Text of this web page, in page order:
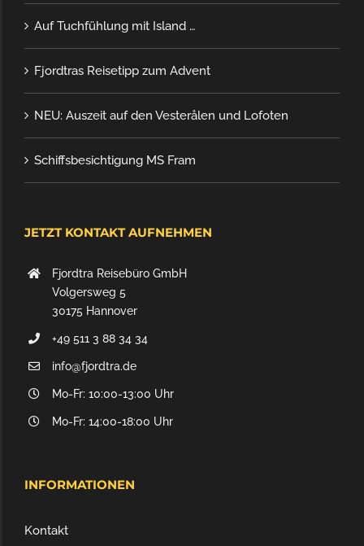
Auf Tuchfühlung mit Island …
Fjordtras Reisetipp zum Advent
NEU: Auszeit auf den Vesterålen und Lofoten
Schiffsbesichtigung MS Fram
JETZT KONTAKT AUFNEHMEN
Fjordtra Reisebüro GmbH
Volgersweg 5
30175 Hannover
+49 511 3 88 34 34
info@fjordtra.de
Mo-Fr: 10:00-13:00 Uhr
Mo-Fr: 14:00-18:00 Uhr
INFORMATIONEN
Kontakt